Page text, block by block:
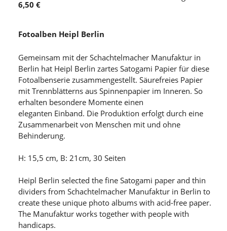
6,50 €
Fotoalben Heipl Berlin
Gemeinsam mit der Schachtelmacher Manufaktur in
Berlin hat Heipl Berlin zartes Satogami Papier für diese
Fotoalbenserie zusammengestellt. Säurefreies Papier
mit Trennblätterns aus Spinnenpapier im Inneren. So
erhalten besondere Momente einen
eleganten Einband. Die Produktion erfolgt durch eine
Zusammenarbeit von Menschen mit und ohne
Behinderung.
H: 15,5 cm, B: 21cm, 30 Seiten
Heipl Berlin selected the fine Satogami paper and thin
dividers from Schachtelmacher Manufaktur in Berlin to
create these unique photo albums with acid-free paper.
The Manufaktur works together with people with
handicaps.